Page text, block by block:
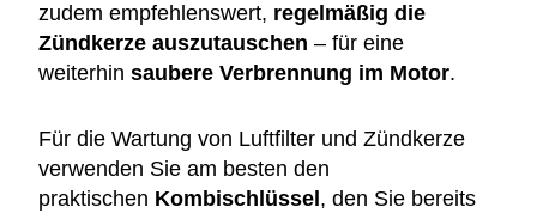
zudem empfehlenswert, regelmäßig die
Zündkerze auszutauschen – für eine
weiterhin saubere Verbrennung im Motor.
Für die Wartung von Luftfilter und Zündkerze
verwenden Sie am besten den
praktischen Kombischlüssel , den Sie bereits